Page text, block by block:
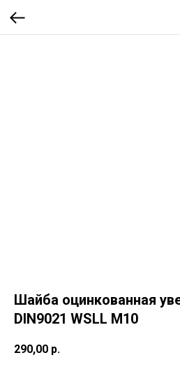
Шайба оцинкованная
DIN9021 WSLL M10
290,00 р.